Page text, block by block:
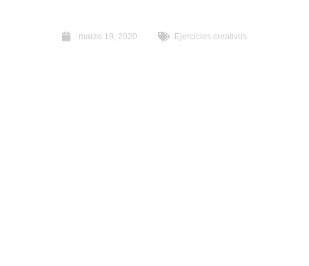
marzo 19, 2020 Ejercicios creativos